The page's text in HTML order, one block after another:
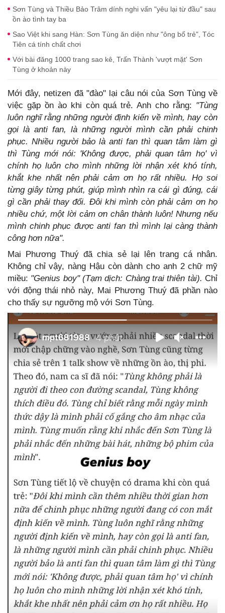
Sơn Tùng và Thiều Bảo Trâm dính nghi vấn "yêu lại từ đầu" sau
ồn ào tình tay ba
Sao Việt khi sang Hàn: Sơn Tùng ăn diện như "ông bố trẻ", Tóc
Tiên cá tính chất chơi
Với bài đăng 1000 trang sao kê, Trấn Thành 'vượt mặt' Sơn
Tùng ở khoản này
Mới đây, netizen đã "đào" lại câu nói của Sơn Tùng về
việc gặp ồn ào khi còn quá trẻ. Anh cho rằng: "Tùng
luôn nghĩ rằng những người định kiến về mình, hay còn
gọi là anti fan, là những người mình cần phải chinh
phục. Nhiều người bảo là anti fan thì quan tâm làm gì
thì Tùng mới nói: 'Không được, phải quan tâm họ' vì
chính họ luôn cho mình những lời nhận xét khó tính,
khắt khe nhất nên phải cảm ơn họ rất nhiều. Họ soi
từng giây từng phút, giúp mình nhìn ra cái gì đúng, cái
gì cần phải thay đổi. Đôi khi mình còn phải cảm ơn họ
nhiều chứ, một lời cảm ơn chân thành luôn! Nhưng nếu
mình chinh phục được anti fan thì mình lại càng thành
công hơn nữa".
Mai Phương Thuý đã chia sẻ lại lên trang cá nhân.
Không chỉ vậy, nàng Hậu còn dành cho anh 2 chữ mỹ
miều: "Genius boy" (Tạm dịch: Chàng trai thiên tài).Chỉ
với động thái nhỏ này, Mai Phương Thuý đã phần nào
cho thấy sự ngưỡng mộ với Sơn Tùng.